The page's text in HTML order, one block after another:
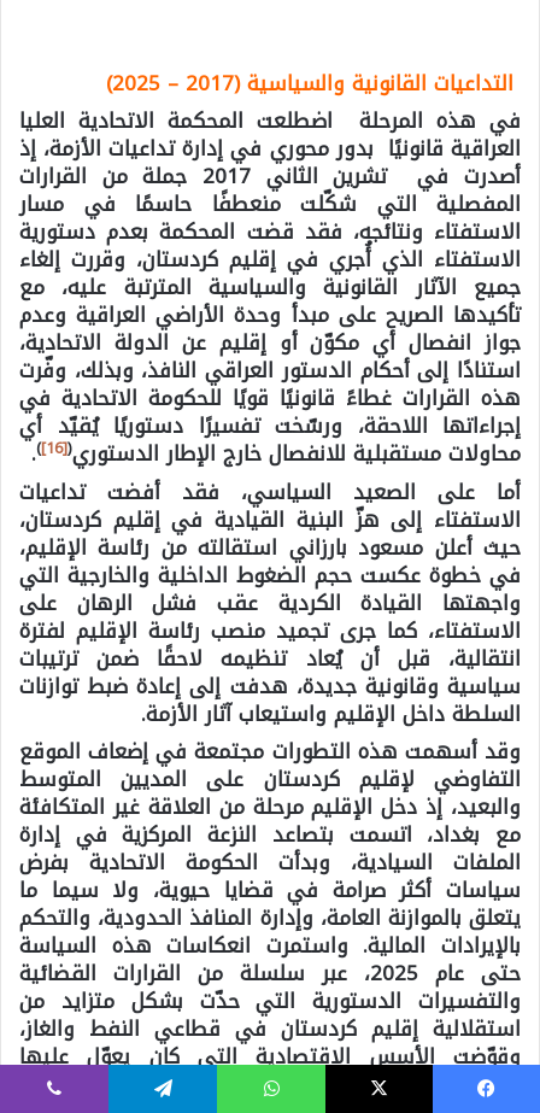
التداعيات القانونية والسياسية (2017 – 2025)
في هذه المرحلة اضطلعت المحكمة الاتحادية العليا
العراقية قانونيًا بدور محوري في إدارة تداعيات الأزمة، إذ
أصدرت في تشرين الثاني 2017 جملة من القرارات
المفصلية التي شكّلت منعطفًا حاسمًا في مسار
الاستفتاء ونتائجه، فقد قضت المحكمة بعدم دستورية
الاستفتاء الذي أُجري في إقليم كردستان، وقررت إلغاء
جميع الآثار القانونية والسياسية المترتبة عليه، مع
تأكيدها الصريح على مبدأ وحدة الأراضي العراقية وعدم
جواز انفصال أي مكوّن أو إقليم عن الدولة الاتحادية،
استنادًا إلى أحكام الدستور العراقي النافذ، وبذلك، وفّرت
هذه القرارات غطاءً قانونيًا قويًا للحكومة الاتحادية في
إجراءاتها اللاحقة، ورسّخت تفسيرًا دستوريًا يُقيّد أي
محاولات مستقبلية للانفصال خارج الإطار الدستوري(
[16]
)
.
أما على الصعيد السياسي، فقد أفضت تداعيات
الاستفتاء إلى هزّ البنية القيادية في إقليم كردستان،
حيث أعلن مسعود بارزاني استقالته من رئاسة الإقليم،
في خطوة عكست حجم الضغوط الداخلية والخارجية التي
واجهتها القيادة الكردية عقب فشل الرهان على
الاستفتاء، كما جرى تجميد منصب رئاسة الإقليم لفترة
انتقالية، قبل أن يُعاد تنظيمه لاحقًا ضمن ترتيبات
سياسية وقانونية جديدة، هدفت إلى إعادة ضبط توازنات
السلطة داخل الإقليم واستيعاب آثار الأزمة.
وقد أسهمت هذه التطورات مجتمعة في إضعاف الموقع
التفاوضي لإقليم كردستان على المديين المتوسط
والبعيد، إذ دخل الإقليم مرحلة من العلاقة غير المتكافئة
مع بغداد، اتسمت بتصاعد النزعة المركزية في إدارة
الملفات السيادية، وبدأت الحكومة الاتحادية بفرض
سياسات أكثر صرامة في قضايا حيوية، ولا سيما ما
يتعلق بالموازنة العامة، وإدارة المنافذ الحدودية، والتحكم
بالإيرادات المالية. واستمرت انعكاسات هذه السياسة
حتى عام 2025، عبر سلسلة من القرارات القضائية
والتفسيرات الدستورية التي حدّت بشكل متزايد من
استقلالية إقليم كردستان في قطاعي النفط والغاز،
وقوّضت الأسس الاقتصادية التي كان يعوّل عليها
الإقليم لتعزيز قدرته على اتخاذ قرارات مستقلة ضمن